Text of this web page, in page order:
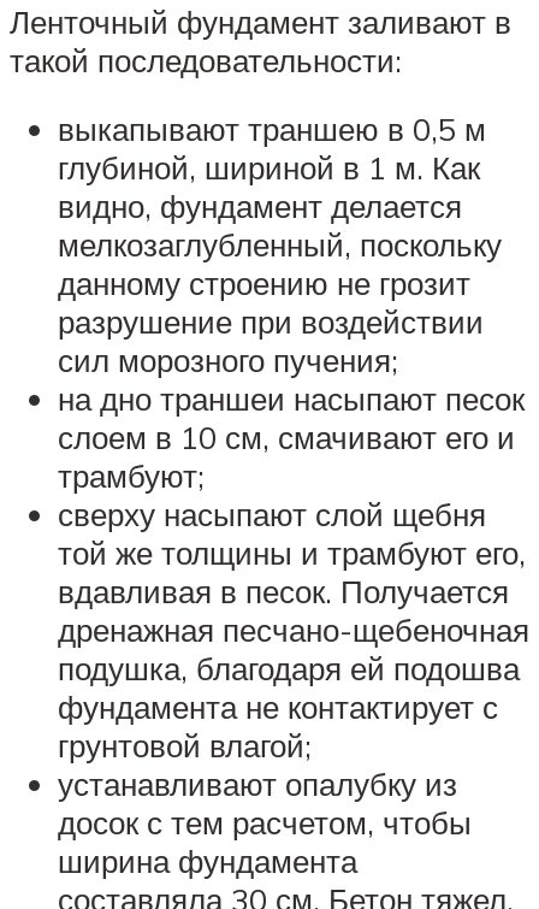
Ленточный фундамент заливают в
такой последовательности:
выкапывают траншею в 0,5 м
глубиной, шириной в 1 м. Как
видно, фундамент делается
мелкозаглубленный, поскольку
данному строению не грозит
разрушение при воздействии
сил морозного пучения;
на дно траншеи насыпают песок
слоем в 10 см, смачивают его и
трамбуют;
сверху насыпают слой щебня
той же толщины и трамбуют его,
вдавливая в песок. Получается
дренажная песчано-щебеночная
подушка, благодаря ей подошва
фундамента не контактирует с
грунтовой влагой;
устанавливают опалубку из
досок с тем расчетом, чтобы
ширина фундамента
составляла 30 см. Бетон тяжел,